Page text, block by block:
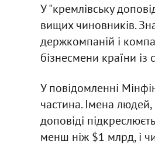
У "кремлівську
вищих чиновників.
держкомпаній і
бізнесмени країни
У повідомленні
частина. Імена
доповіді
менш ніж $1 млрд, і